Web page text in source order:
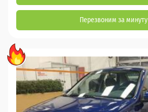
Перезвоним за минуту